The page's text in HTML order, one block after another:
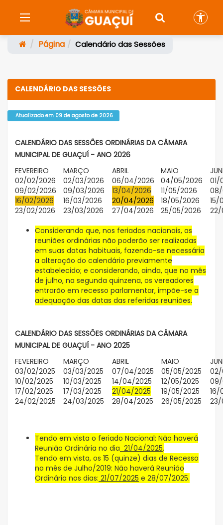
Página Calendário das Sessões
CALENDÁRIO DAS SESSÕES
Atualizado em 09 de agosto de 2026
CALENDÁRIO DAS SESSÕES ORDINÁRIAS DA CÂMARA
MUNICIPAL DE GUAÇUÍ - ANO 2026
FEVEREIRO
MARÇO ABRIL MAIO
02/02/2026
02/03/2026 06/04/2026 04/05/2026
01/
09/02/2026
09/03/2026 13/04/2026 11/05/2026
16/02/2026
16/03/2026 20/04/2026 18/05/2026
15/
23/02/2026
23/03/2026 27/04/2026 25/05/2026
Considerando que, nos feriados nacionais, as
reuniões ordinárias não poderão ser realizadas
em suas datas habituais, fazendo-se necessária
a alteração do calendário previamente
estabelecido; e considerando, ainda, que no mês
de julho, na segunda quinzena, os vereadores
entrarão em recesso parlamentar, impõe-se a
adequação das datas das referidas reuniões.
CALENDÁRIO DAS SESSÕES ORDINÁRIAS DA CÂMARA
MUNICIPAL DE GUAÇUÍ - ANO 2025
FEVEREIRO
MARÇO ABRIL MAIO
03/02/2025
03/03/2025 07/04/2025 05/05/2025
10/02/2025
10/03/2025 14/04/2025 12/05/2025
17/02/2025
17/03/2025 21/04/2025 19/05/2025
16/
24/02/2025
24/03/2025 28/04/2025 26/05/2025
Tendo em vista o feriado Nacional: Não haverá
Reunião Ordinária no dia 21/04/2025.
Tendo em vista, os 15 (quinze) dias de Recesso
no mês de Julho/2019: Não haverá Reunião
Ordinária nos dias: 21/07/2025 e 28/07/2025.